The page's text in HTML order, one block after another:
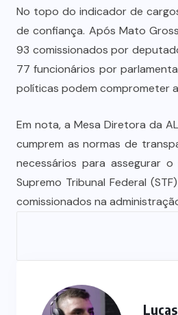
No topo do indicador de
de confiança. Após Mato
93 comissionados por
77 funcionários por
políticas podem comprometer
Em nota, a Mesa Diretora da
cumprem as normas de
necessários para assegurar
Supremo Tribunal Federal
comissionados na
7 DE